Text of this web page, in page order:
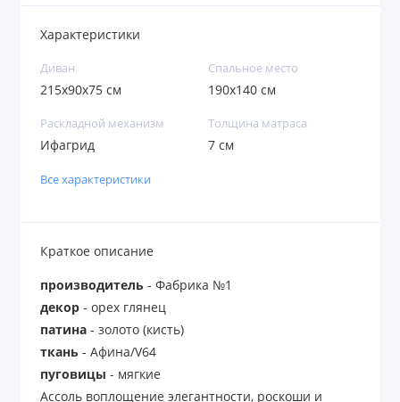
Характеристики
Диван
215x90x75 см
Спальное место
190x140 см
Раскладной механизм
Ифагрид
Толщина матраса
7 см
Все характеристики
Краткое описание
производитель - Фабрика №1
декор - орех глянец
патина - золото (кисть)
ткань - Афина/V64
пуговицы - мягкие
Ассоль воплощение элегантности, роскоши и